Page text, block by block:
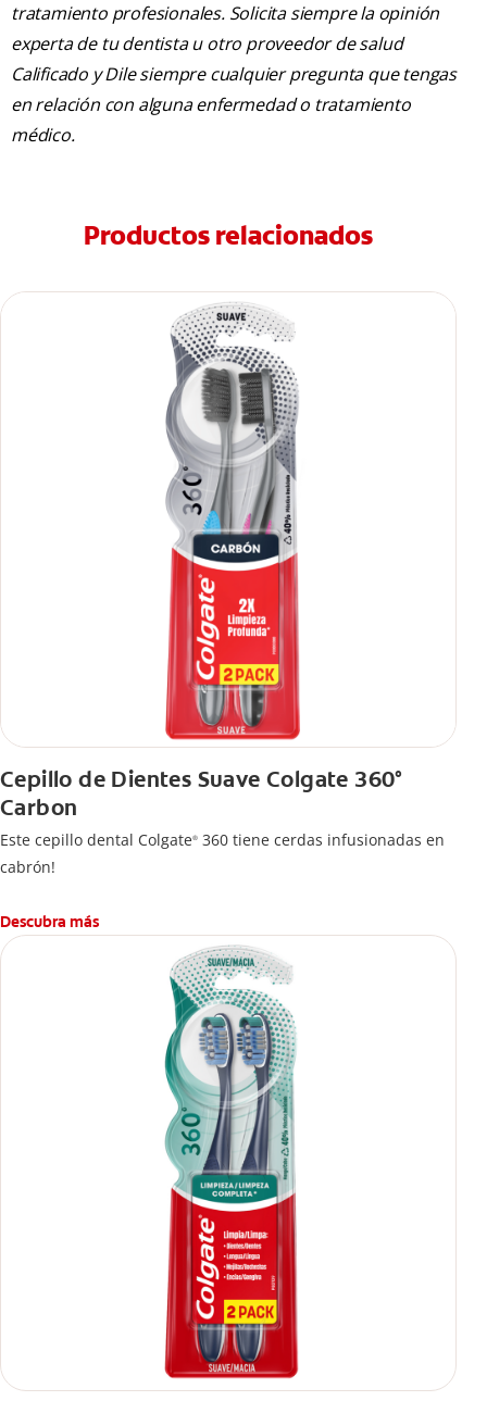
tratamiento profesionales. Solicita siempre la opinión
experta de tu dentista u otro proveedor de salud
Calificado y Dile siempre cualquier pregunta que tengas
en relación con alguna enfermedad o tratamiento
médico.
Productos relacionados
Cepillo de Dientes Suave Colgate 360°
Carbon
Este cepillo dental Colgate® 360 tiene cerdas infusionadas en
cabrón!
Descubra más